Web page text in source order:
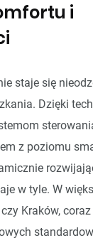
i
staje się
Dzięki
z poziomu
w tyle. W
Kraków,